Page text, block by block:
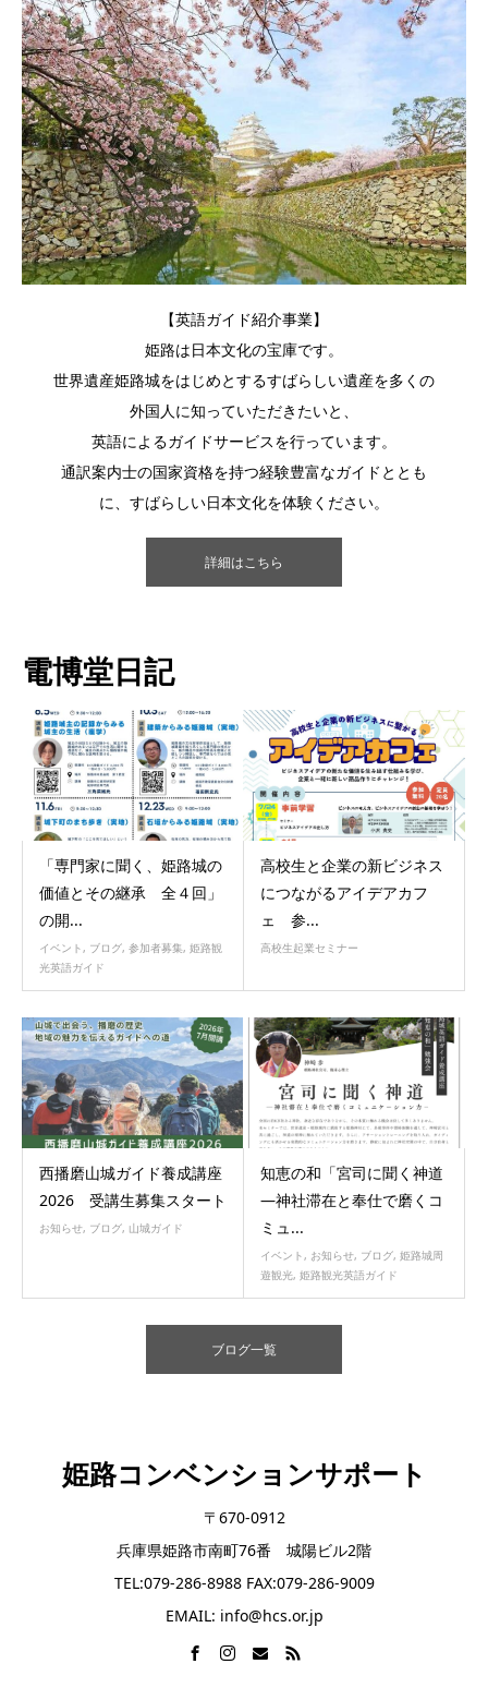
【英語ガイド紹介事業】
姫路は日本文化の宝庫です。
世界遺産姫路城をはじめとするすばらしい遺産を多くの
外国人に知っていただきたいと、
英語によるガイドサービスを行っています。
通訳案内士の国家資格を持つ経験豊富なガイドととも
に、すばらしい日本文化を体験ください。
詳細はこちら
電博堂日記
「専門家に聞く、姫路城の
価値とその継承 全４回」
の開...
イベント, ブログ, 参加者募集, 姫路観
光英語ガイド
高校生と企業の新ビジネス
につながるアイデアカフ
ェ 参...
高校生起業セミナー
西播磨山城ガイド養成講座
2026 受講生募集スタート
お知らせ, ブログ, 山城ガイド
知恵の和「宮司に聞く神道
―神社滞在と奉仕で磨くコ
ミュ...
イベント, お知らせ, ブログ, 姫路城周
遊観光, 姫路観光英語ガイド
ブログ一覧
姫路コンベンションサポート
〒670-0912
兵庫県姫路市南町76番 城陽ビル2階
TEL:079-286-8988 FAX:079-286-9009
EMAIL: info@hcs.or.jp